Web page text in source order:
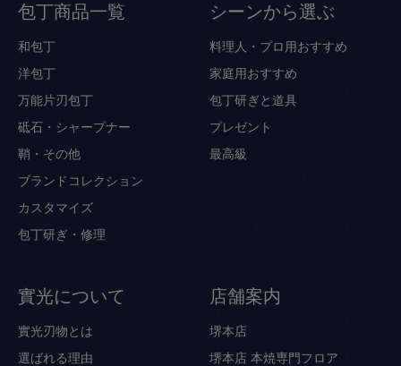
包丁商品一覧
和包丁
洋包丁
万能片刃包丁
砥石・シャープナー
鞘・その他
ブランドコレクション
カスタマイズ
包丁研ぎ・修理
シーンから選ぶ
料理人・プロ用おすすめ
家庭用おすすめ
包丁研ぎと道具
プレゼント
最高級
實光について
實光刃物とは
選ばれる理由
店舗案内
堺本店
堺本店 本焼専門フロア